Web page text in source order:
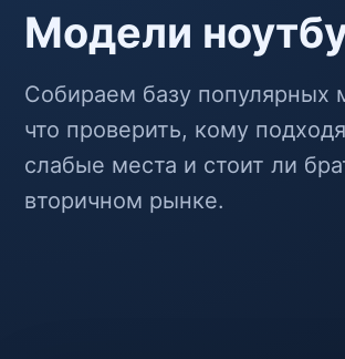
Модели
Собираем базу популярных
что проверить, кому
слабые места и стоит ли
вторичном рынке.